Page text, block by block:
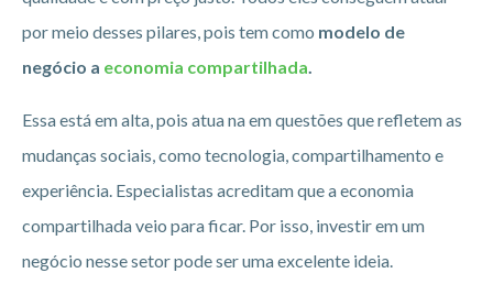
por meio desses pilares, pois tem como modelo de
negócio a economia compartilhada.
Essa está em alta, pois atua na em questões que refletem as
mudanças sociais, como tecnologia, compartilhamento e
experiência. Especialistas acreditam que a economia
compartilhada veio para ficar. Por isso, investir em um
negócio nesse setor pode ser uma excelente ideia.